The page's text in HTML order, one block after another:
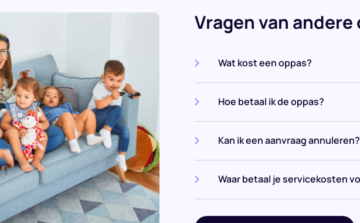
Vragen van andere
Wat kost een oppas?
Hoe betaal ik de oppas?
Kan ik een aanvraag annuleren?
Waar betaal je servicekosten